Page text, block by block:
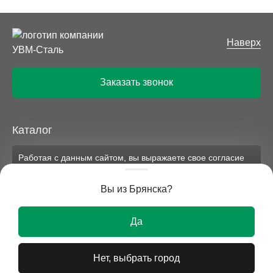
Наверх
Заказать звонок
Каталог
Компания
исключительно информационный характер и ни при
каких условиях не является публичной офертой.
Вы из Брянска?
Да
Нет, выбрать город
Работая с данным сайтом, вы выражаете свое согласие
данных на условиях, изложенных в
соответствующих